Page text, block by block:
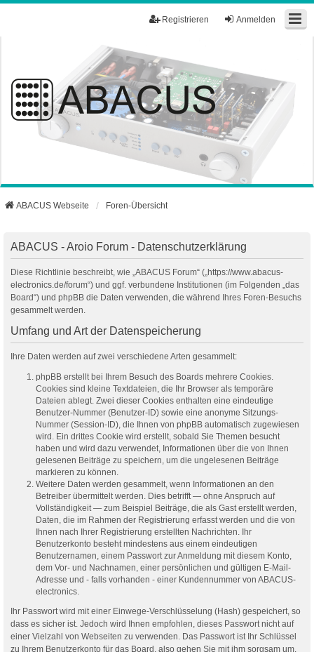
Anmelden
Registrieren
ABACUS Webseite Foren-Übersicht
ABACUS - Aroio Forum - Datenschutzerklärung
Diese Richtlinie beschreibt, wie „ABACUS Forum“ („https://www.abacus-
electronics.de/forum“) und ggf. verbundene Institutionen (im Folgenden „das
Board“) und phpBB die Daten verwenden, die während Ihres Foren-Besuchs
gesammelt werden.
Umfang und Art der Datenspeicherung
Ihre Daten werden auf zwei verschiedene Arten gesammelt:
phpBB erstellt bei Ihrem Besuch des Boards mehrere Cookies.
Cookies sind kleine Textdateien, die Ihr Browser als temporäre
Dateien ablegt. Zwei dieser Cookies enthalten eine eindeutige
Benutzer-Nummer (Benutzer-ID) sowie eine anonyme Sitzungs-
Nummer (Session-ID), die Ihnen von phpBB automatisch zugewiesen
wird. Ein drittes Cookie wird erstellt, sobald Sie Themen besucht
haben und wird dazu verwendet, Informationen über die von Ihnen
gelesenen Beiträge zu speichern, um die ungelesenen Beiträge
markieren zu können.
Weitere Daten werden gesammelt, wenn Informationen an den
Betreiber übermittelt werden. Dies betrifft — ohne Anspruch auf
Vollständigkeit — zum Beispiel Beiträge, die als Gast erstellt werden,
Daten, die im Rahmen der Registrierung erfasst werden und die von
Ihnen nach Ihrer Registrierung erstellten Nachrichten. Ihr
Benutzerkonto besteht mindestens aus einem eindeutigen
Benutzernamen, einem Passwort zur Anmeldung mit diesem Konto,
dem Vor- und Nachnamen, einer persönlichen und gültigen E-Mail-
Adresse und - falls vorhanden - einer Kundennummer von ABACUS-
electronics.
Ihr Passwort wird mit einer Einwege-Verschlüsselung (Hash) gespeichert, so
dass es sicher ist. Jedoch wird Ihnen empfohlen, dieses Passwort nicht auf
einer Vielzahl von Webseiten zu verwenden. Das Passwort ist Ihr Schlüssel
zu Ihrem Benutzerkonto für das Board, also gehen Sie mit ihm sorgsam um.